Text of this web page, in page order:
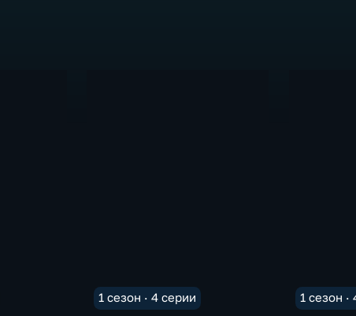
1 сезон · 4 серии 1 сезон ·